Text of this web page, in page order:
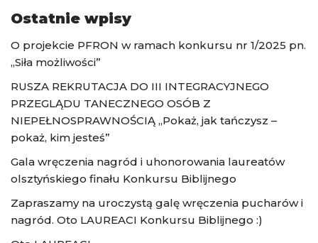
Ostatnie wpisy
O projekcie PFRON w ramach konkursu nr 1/2025 pn.
„Siła możliwości”
RUSZA REKRUTACJA DO III INTEGRACYJNEGO
PRZEGLĄDU TANECZNEGO OSÓB Z
NIEPEŁNOSPRAWNOŚCIĄ „Pokaż, jak tańczysz –
pokaż, kim jesteś”
Gala wręczenia nagród i uhonorowania laureatów
olsztyńskiego finału Konkursu Biblijnego
Zapraszamy na uroczystą galę wręczenia pucharów i
nagród. Oto LAUREACI Konkursu Biblijnego :)